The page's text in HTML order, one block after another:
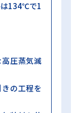
134℃で1
圧蒸気滅
の工程を